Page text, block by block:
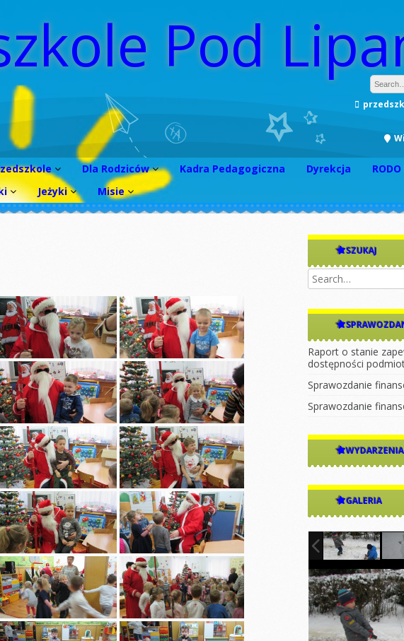
Pod
o
MAŁOLETNICH
Funduszu
Dla Rodziców
WNIOSEK 2026/2027
Wniosek
Wniosek
rekrutacyjny
2023/2024
Godziny
konsultacyjne z
nauczycielami
WNIOSEK 2022/2023
Do Rodziców
Artykuły i Porady
Rada Rodziców
Podstawa
Programowa
Dokumenty do
Pobrania
Kadra Pedagogiczna Dyrekcja
dzień
dla
3
Dzień
Jeżyki
Sadzenie fasoli i
Gimnastyka
Wprowadzanie litery
„B”
Mikołajki
Pierwszy dzień
jesieni
Dzień kropki
Pierwszy dzień
jesieni
Dzień chłopaka
Dzień postaci z
bajek
Literka „E”
Ćwiczenia
gimnastyczne
2024/2025
Zabawy z liśćmi
2024/2025
Wycieczka
Misie
Dzień kobiet
Jesienny spacer
Dzień Dyni
Dzień jeża
Dzień kasztana
Zabawy
sensoryczne
Dzień chłopaka
Dzień przedszkolaka
Dzień kropki
Walentynki Misie
Dzień Babci i
Dziadka
Warsztaty Dzień
Babci i Dziadka
Jasełka
Mikołajki
Dzień kredki
SZUKAJ
Raport o stanie
dostępności
Sprawozdanie
Sprawozdanie
GALERIA